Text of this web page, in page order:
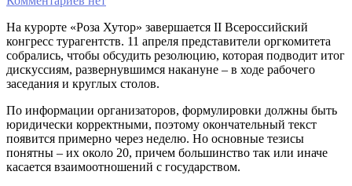
На курорте «Роза Хутор» завершается II Всероссийский
конгресс турагентств. 11 апреля представители оргкомитета
собрались, чтобы обсудить резолюцию, которая подводит итог
дискуссиям, развернувшимся накануне – в ходе рабочего
заседания и круглых столов.
По информации организаторов, формулировки должны быть
юридически корректными, поэтому окончательный текст
появится примерно через неделю. Но основные тезисы
понятны – их около 20, причем большинство так или иначе
касается взаимоотношений с государством.